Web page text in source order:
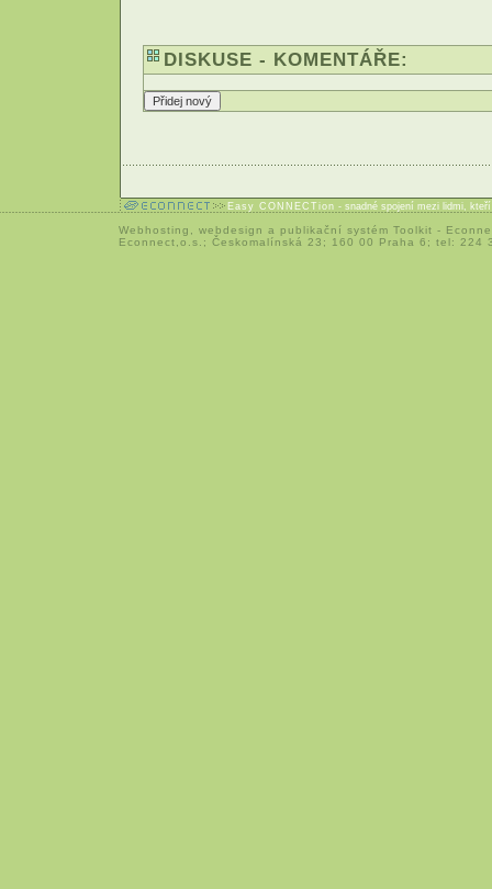
DISKUSE - KOMENTÁŘE:
Easy CONNECTion - snadné spojení mezi lidmi,
Webhosting webdesign a publikační systém Toolkit -
Econnect,o.s.; Českomalínská 23; 160 00 Praha 6; tel: 224